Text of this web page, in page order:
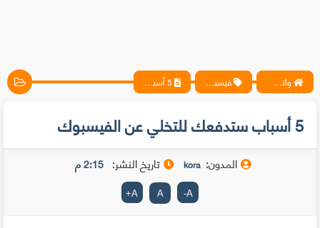
واتس آب ، فيسبوك ، أنترنت ، شروحات تقنية حصرية - المحترف فيسبوك
5 أسباب ستدفعك للتخلي عن الفيسبوك
المدون: kora تاريخ النشر: 2:15 م
A
-
A
A
+